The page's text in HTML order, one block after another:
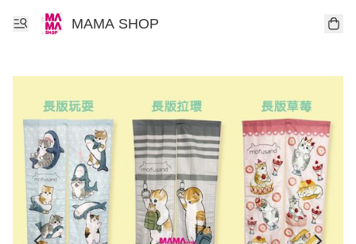
MAMA SHOP